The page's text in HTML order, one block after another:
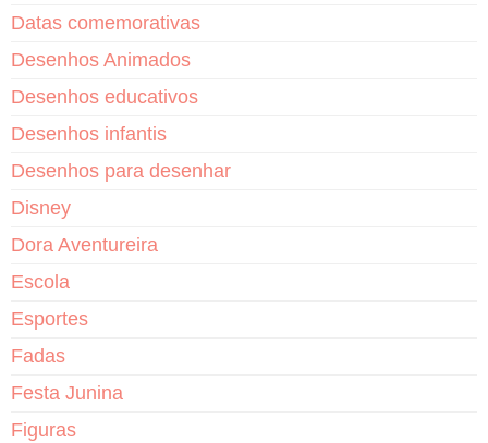
Datas comemorativas
Desenhos Animados
Desenhos educativos
Desenhos infantis
Desenhos para desenhar
Disney
Dora Aventureira
Escola
Esportes
Fadas
Festa Junina
Figuras